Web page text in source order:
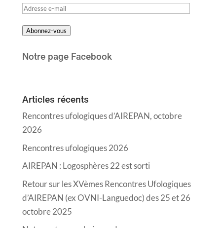
Adresse
mail
Abonnez-vous
Notre page Facebook
Articles récents
Rencontres ufologiques d’AIREPAN, octobre
2026
Rencontres ufologiques 2026
AIREPAN : Logosphères 22 est sorti
Retour sur les XVèmes Rencontres Ufologiques
d’AIREPAN (ex OVNI-Languedoc) des 25 et 26
octobre 2025